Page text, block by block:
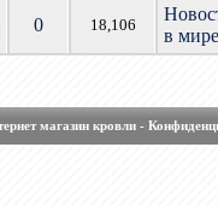
0 18,106
в мире
магазин кровли-